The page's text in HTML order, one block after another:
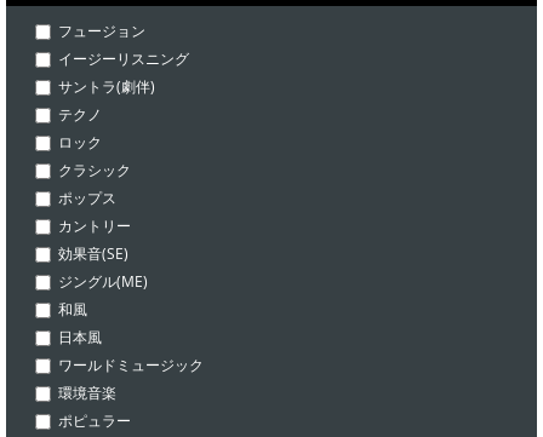
フュージョン
イージーリスニング
サントラ(劇伴)
テクノ
ロック
クラシック
ポップス
カントリー
効果音(SE)
ジングル(ME)
和風
日本風
ワールドミュージック
環境音楽
ポピュラー